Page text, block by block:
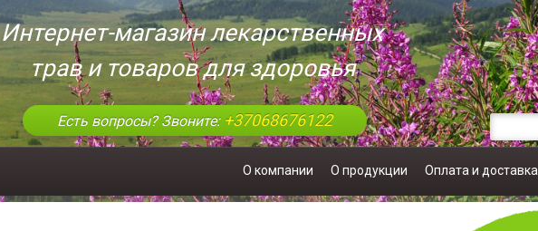
О компании О продукции Оплата и доставка
Интернет-магазин лекарственных
трав и товаров для здоровья
Есть вопросы? Звоните: +37068676122